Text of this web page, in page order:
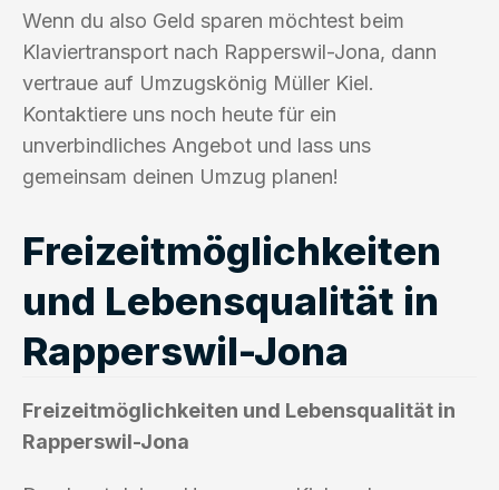
Wenn du also Geld sparen möchtest beim
Klaviertransport nach Rapperswil-Jona, dann
vertraue auf Umzugskönig Müller Kiel.
Kontaktiere uns noch heute für ein
unverbindliches Angebot und lass uns
gemeinsam deinen Umzug planen!
Freizeitmöglichkeiten
und Lebensqualität in
Rapperswil-Jona
Freizeitmöglichkeiten und Lebensqualität in
Rapperswil-Jona